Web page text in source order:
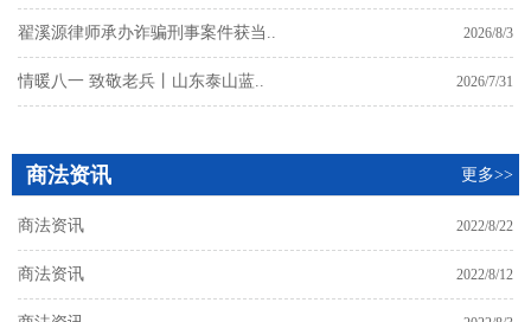
翟溪源律师承办诈骗刑事案件获当.. 2026/8/3
情暖八一 致敬老兵丨山东泰山蓝.. 2026/7/31
商法资讯 更多>>
商法资讯 2022/8/22
商法资讯 2022/8/12